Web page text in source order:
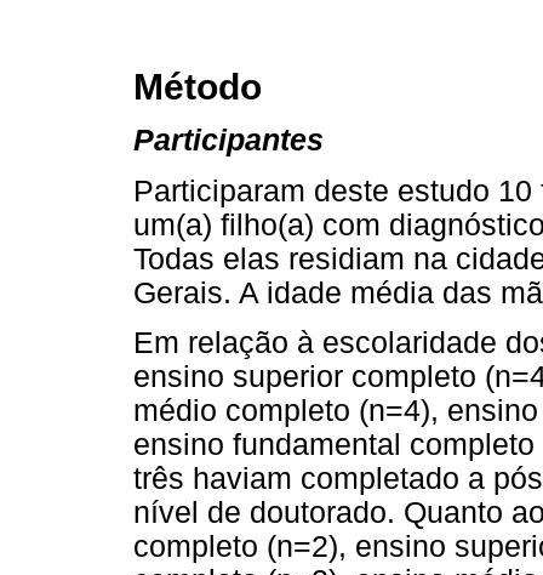
Método
Participantes
Participaram deste estudo
um(a) filho(a) com
Todas elas residiam na
Gerais. A idade média das
Em relação à escolaridade
ensino superior completo
médio completo (n=4),
ensino fundamental
três haviam completado a
nível de doutorado. Quanto
completo (n=2), ensino